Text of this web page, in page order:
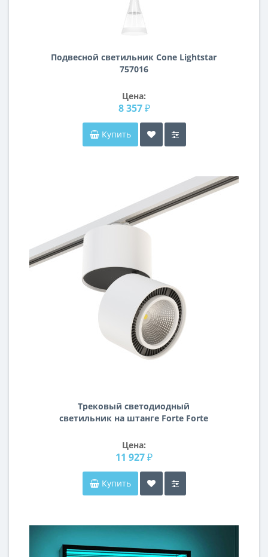
Подвесной светильник Cone Lightstar
757016
Цена:
8 357 ₽
Купить
Трековый светодиодный
светильник на штанге Forte Forte
Цена:
11 927 ₽
Купить